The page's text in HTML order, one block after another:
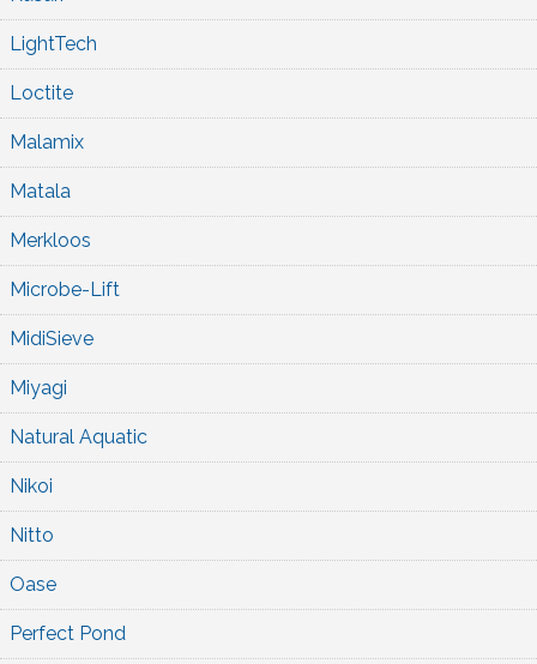
LightTech
Loctite
Malamix
Matala
Merkloos
Microbe-Lift
MidiSieve
Miyagi
Natural Aquatic
Nikoi
Nitto
Oase
Perfect Pond